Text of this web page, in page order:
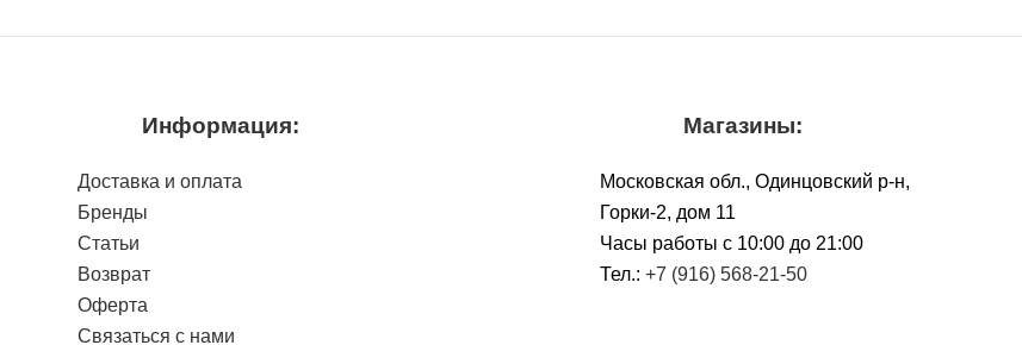
Информация:
Доставка и оплата
Бренды
Статьи
Возврат
Оферта
Связаться с нами
Магазины:
Московская обл., Одинцовский р-н,
Горки-2, дом 11
Чacы работы с 10:00 до 21:00
Тел.: +7 (916) 568-21-50